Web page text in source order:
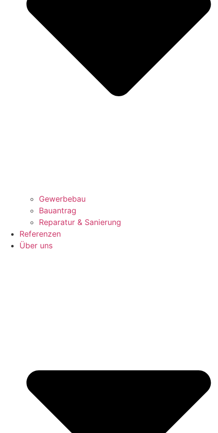
Gewerbebau
Bauantrag
Reparatur & Sanierung
Referenzen
Über uns